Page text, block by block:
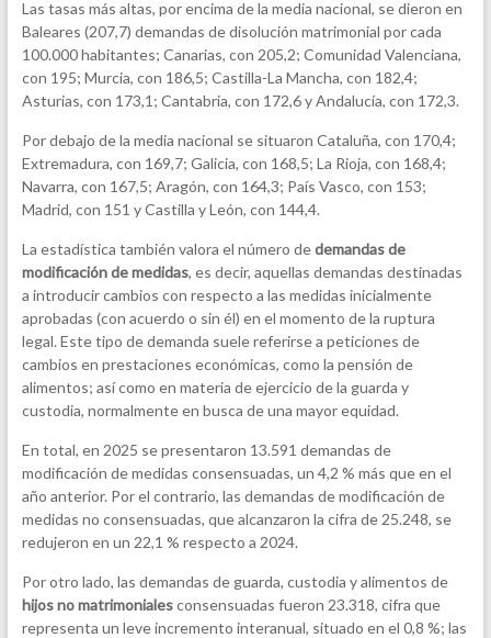
Las tasas más altas, por encima de la media nacional, se dieron en
Baleares (207,7) demandas de disolución matrimonial por cada
100.000 habitantes; Canarias, con 205,2; Comunidad Valenciana,
con 195; Murcia, con 186,5; Castilla-La Mancha, con 182,4;
Asturias, con 173,1; Cantabria, con 172,6 y Andalucía, con 172,3.
Por debajo de la media nacional se situaron Cataluña, con 170,4;
Extremadura, con 169,7; Galicia, con 168,5; La Rioja, con 168,4;
Navarra, con 167,5; Aragón, con 164,3; País Vasco, con 153;
Madrid, con 151 y Castilla y León, con 144,4.
La estadística también valora el número dedemandas de
modificación de medidas, es decir, aquellas demandas destinadas
a introducir cambios con respecto a las medidas inicialmente
aprobadas (con acuerdo o sin él) en el momento de la ruptura
legal. Este tipo de demanda suele referirse a peticiones de
cambios en prestaciones económicas, como la pensión de
alimentos; así como en materia de ejercicio de la guarda y
custodia, normalmente en busca de una mayor equidad.
En total, en 2025 se presentaron 13.591 demandas de
modificación de medidas consensuadas, un 4,2 % más que en el
año anterior. Por el contrario, las demandas de modificación de
medidas no consensuadas, que alcanzaron la cifra de 25.248, se
redujeron en un 22,1 % respecto a 2024.
Por otro lado, las demandas de guarda, custodia y alimentos de
hijos no matrimonialesconsensuadas fueron 23.318, cifra que
representa un leve incremento interanual, situado en el 0,8 %; las